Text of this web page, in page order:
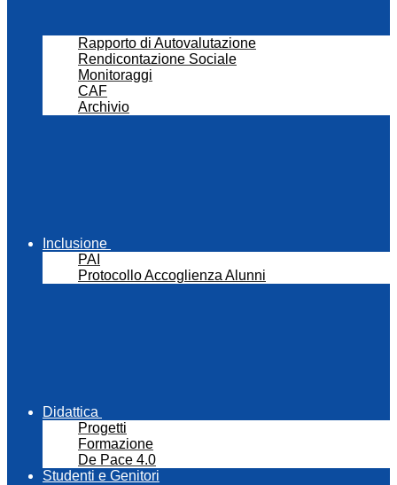
Rapporto di Autovalutazione
Rendicontazione Sociale
Monitoraggi
CAF
Archivio
Inclusione
PAI
Protocollo Accoglienza Alunni
Didattica
Progetti
Formazione
De Pace 4.0
Studenti e Genitori